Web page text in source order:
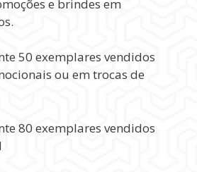
e brindes em
50 exemplares vendidos
ou em trocas de
80 exemplares vendidos